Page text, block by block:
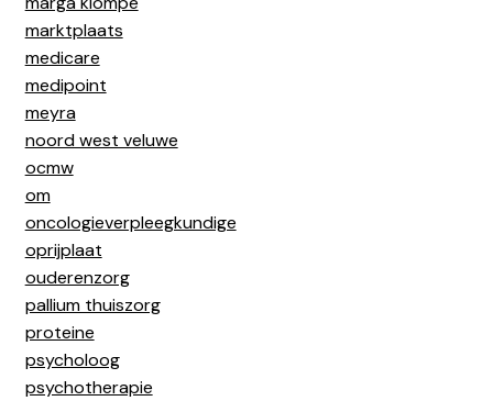
marktplaats
medicare
medipoint
meyra
noord west veluwe
ocmw
om
oncologieverpleegkundige
oprijplaat
ouderenzorg
pallium thuiszorg
proteine
psycholoog
psychotherapie